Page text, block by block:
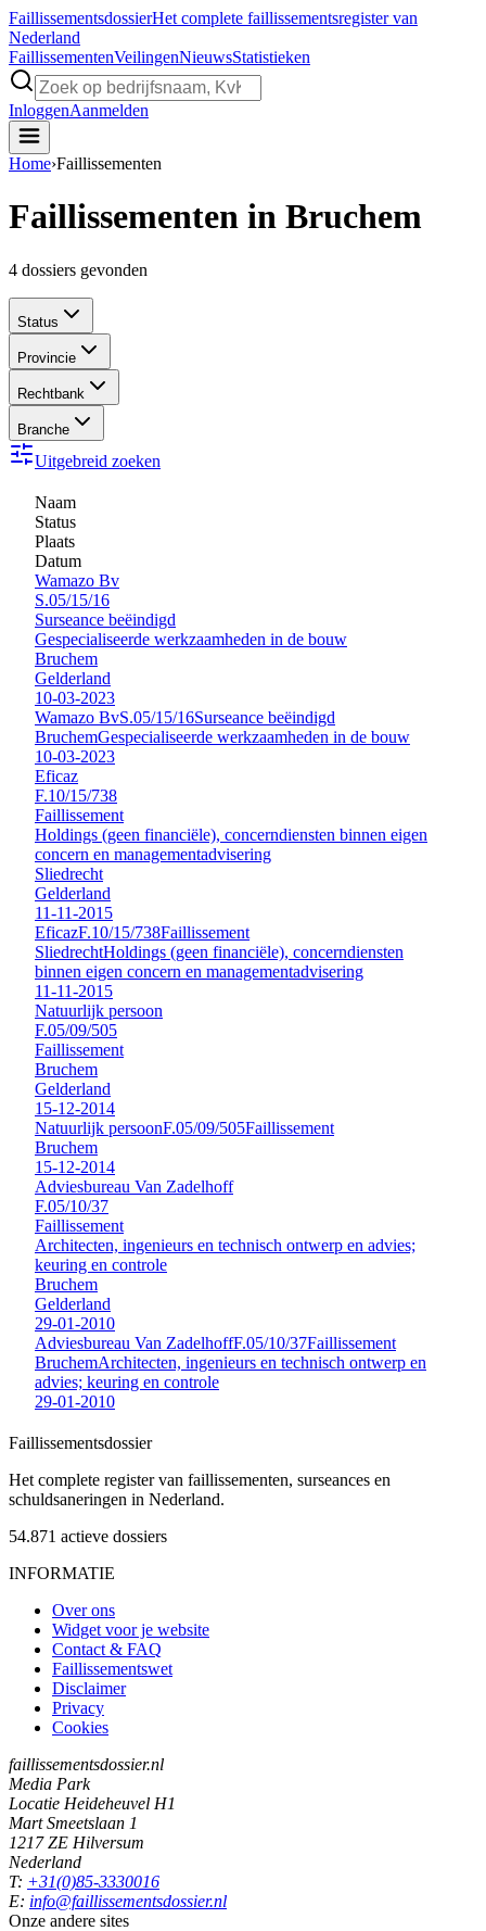
FaillissementsdossierHet complete faillissementsregister van
Nederland
FaillissementenVeilingenNieuwsStatistieken
InloggenAanmelden
Home›Faillissementen
Faillissementen in Bruchem
4 dossiers gevonden
Status
Provincie
Rechtbank
Branche
Uitgebreid zoeken
Naam
Status
Plaats
Datum
Wamazo Bv
S.05/15/16
Surseance beëindigd
Gespecialiseerde werkzaamheden in de bouw
Bruchem
Gelderland
10-03-2023
Wamazo BvS.05/15/16Surseance beëindigd
BruchemGespecialiseerde werkzaamheden in de bouw
10-03-2023
Eficaz
F.10/15/738
Faillissement
Holdings (geen financiële), concerndiensten binnen eigen
concern en managementadvisering
Sliedrecht
Gelderland
11-11-2015
EficazF.10/15/738Faillissement
SliedrechtHoldings (geen financiële), concerndiensten
binnen eigen concern en managementadvisering
11-11-2015
Natuurlijk persoon
F.05/09/505
Faillissement
Bruchem
Gelderland
15-12-2014
Natuurlijk persoonF.05/09/505Faillissement
Bruchem
15-12-2014
Adviesbureau Van Zadelhoff
F.05/10/37
Faillissement
Architecten, ingenieurs en technisch ontwerp en advies;
keuring en controle
Bruchem
Gelderland
29-01-2010
Adviesbureau Van ZadelhoffF.05/10/37Faillissement
BruchemArchitecten, ingenieurs en technisch ontwerp en
advies; keuring en controle
29-01-2010
Faillissementsdossier
Het complete register van faillissementen, surseances en
schuldsaneringen in Nederland.
54.871 actieve dossiers
INFORMATIE
Over ons
Widget voor je website
Contact & FAQ
Faillissementswet
Disclaimer
Privacy
Cookies
faillissementsdossier.nl
Media Park
Locatie Heideheuvel H1
Mart Smeetslaan 1
1217 ZE Hilversum
Nederland
T: +31(0)85-3330016
E: info@faillissementsdossier.nl
Onze andere sites